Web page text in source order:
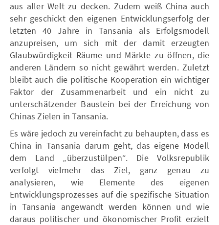
aus aller Welt zu decken. Zudem weiß China auch
sehr geschickt den eigenen Entwicklungserfolg der
letzten 40 Jahre in Tansania als Erfolgsmodell
anzupreisen, um sich mit der damit erzeugten
Glaubwürdigkeit Räume und Märkte zu öffnen, die
anderen Ländern so nicht gewährt werden. Zuletzt
bleibt auch die politische Kooperation ein wichtiger
Faktor der Zusammenarbeit und ein nicht zu
unterschätzender Baustein bei der Erreichung von
Chinas Zielen in Tansania.
Es wäre jedoch zu vereinfacht zu behaupten, dass es
China in Tansania darum geht, das eigene Modell
dem Land „überzustülpen“. Die Volksrepublik
verfolgt vielmehr das Ziel, ganz genau zu
analysieren, wie Elemente des eigenen
Entwicklungsprozesses auf die spezifische Situation
in Tansania angewandt werden können und wie
daraus politischer und ökonomischer Profit erzielt